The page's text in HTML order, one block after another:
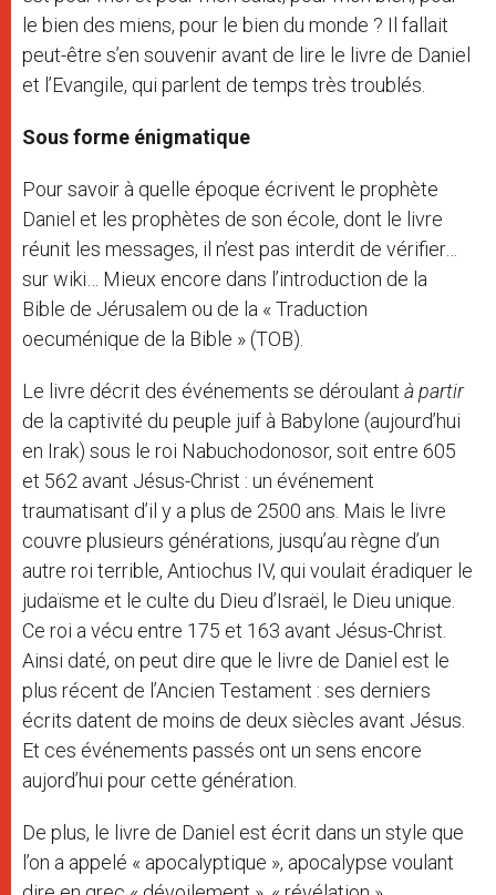
le bien des miens, pour le bien du monde ? Il fallait
peut-être s’en souvenir avant de lire le livre de Daniel
et l’Evangile, qui parlent de temps très troublés.
Sous forme énigmatique
Pour savoir à quelle époque écrivent le prophète
Daniel et les prophètes de son école, dont le livre
réunit les messages, il n’est pas interdit de vérifier…
sur wiki… Mieux encore dans l’introduction de la
Bible de Jérusalem ou de la « Traduction
oecuménique de la Bible » (TOB).
Le livre décrit des événements se déroulant à partir
de la captivité du peuple juif à Babylone (aujourd’hui
en Irak) sous le roi Nabuchodonosor, soit entre 605
et 562 avant Jésus-Christ : un événement
traumatisant d’il y a plus de 2500 ans. Mais le livre
couvre plusieurs générations, jusqu’au règne d’un
autre roi terrible, Antiochus IV, qui voulait éradiquer le
judaïsme et le culte du Dieu d’Israël, le Dieu unique.
Ce roi a vécu entre 175 et 163 avant Jésus-Christ.
Ainsi daté, on peut dire que le livre de Daniel est le
plus récent de l’Ancien Testament : ses derniers
écrits datent de moins de deux siècles avant Jésus.
Et ces événements passés ont un sens encore
aujord’hui pour cette génération.
De plus, le livre de Daniel est écrit dans un style que
l’on a appelé « apocalyptique », apocalypse voulant